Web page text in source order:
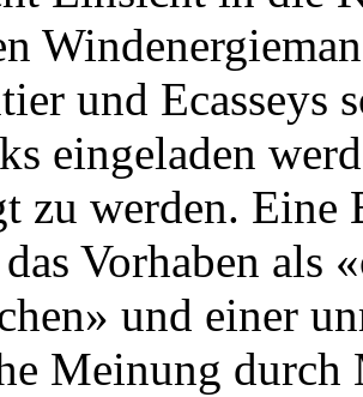
und Ecasseys
eingeladen
zu werden.
Vorhaben als
und einer
Meinung durch